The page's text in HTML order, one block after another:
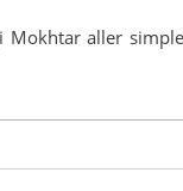
Mokhtar aller